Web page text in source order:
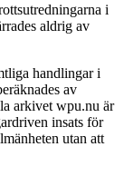
i
aldrig av
handlingar i
av
arkivet wpu.nu är
insats för
utan att